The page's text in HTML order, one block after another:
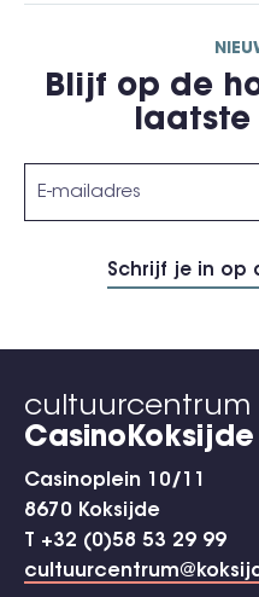
Blijf op de
laatste
cultuurcentrum
CasinoKoksijde
Casinoplein 10/11
8670 Koksijde
T +32 (0)58 53 29 99